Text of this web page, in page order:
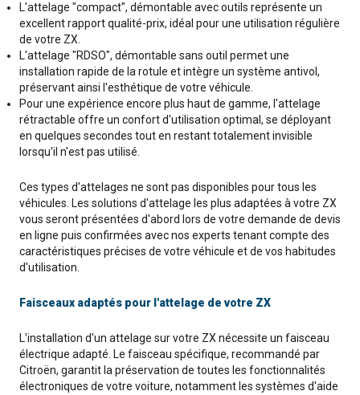
L'attelage "compact", démontable avec outils représente un
excellent rapport qualité-prix, idéal pour une utilisation régulière
de votre ZX.
L'attelage "RDSO", démontable sans outil permet une
installation rapide de la rotule et intègre un système antivol,
préservant ainsi l'esthétique de votre véhicule.
Pour une expérience encore plus haut de gamme, l'attelage
rétractable offre un confort d'utilisation optimal, se déployant
en quelques secondes tout en restant totalement invisible
lorsqu'il n'est pas utilisé.
Ces types d'attelages ne sont pas disponibles pour tous les
véhicules. Les solutions d'attelage les plus adaptées à votre ZX
vous seront présentées d'abord lors de votre demande de devis
en ligne puis confirmées avec nos experts tenant compte des
caractéristiques précises de votre véhicule et de vos habitudes
d'utilisation.
Faisceaux adaptés pour l'attelage de votre ZX
L'installation d'un attelage sur votre ZX nécessite un faisceau
électrique adapté. Le faisceau spécifique, recommandé par
Citroën, garantit la préservation de toutes les fonctionnalités
électroniques de votre voiture, notamment les systèmes d'aide